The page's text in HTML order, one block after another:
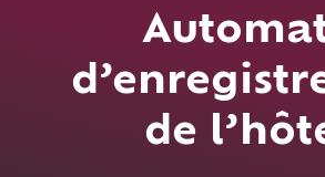
Sur nous
de